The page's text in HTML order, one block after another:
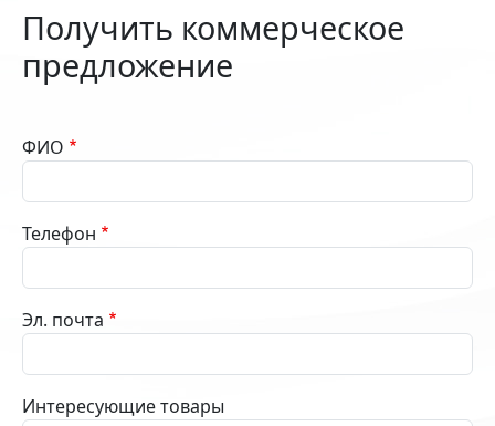
Получить коммерческое
предложение
ФИО
Телефон
Эл. почта
Интересующие товары